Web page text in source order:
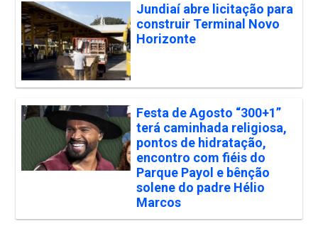
Jundiaí abre licitação para
construir Terminal Novo
Horizonte
Festa de Agosto “300+1”
terá caminhada religiosa,
pontos de hidratação,
encontro com fiéis do
Parque Payol e bênção
solene do padre Hélio
Marcos